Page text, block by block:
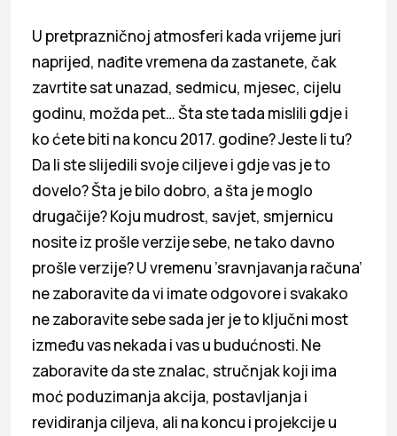
U pretprazničnoj atmosferi kada vrijeme juri
naprijed, nađite vremena da zastanete, čak
zavrtite sat unazad, sedmicu, mjesec, cijelu
godinu, možda pet… Šta ste tada mislili gdje i
ko ćete biti na koncu 2017. godine? Jeste li tu?
Da li ste slijedili svoje ciljeve i gdje vas je to
dovelo? Šta je bilo dobro, a šta je moglo
drugačije? Koju mudrost, savjet, smjernicu
nosite iz prošle verzije sebe, ne tako davno
prošle verzije? U vremenu ’sravnjavanja računa’
ne zaboravite da vi imate odgovore i svakako
ne zaboravite sebe sada jer je to ključni most
između vas nekada i vas u budućnosti. Ne
zaboravite da ste znalac, stručnjak koji ima
moć poduzimanja akcija, postavljanja i
revidiranja ciljeva, ali na koncu i projekcije u